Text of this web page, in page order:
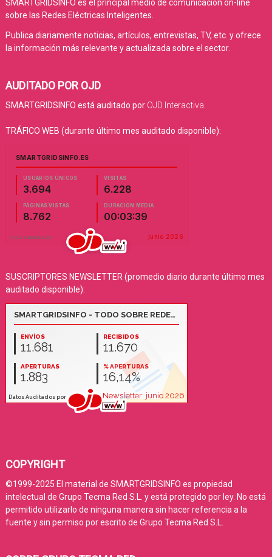
SMARTGRIDSINFO es el principal medio de comunicación on-line
sobre las Redes Eléctricas Inteligentes.
Publica diariamente noticias, artículos, entrevistas, TV, etc. y ofrece
la información más relevante y actualizada sobre el sector.
AUDITADO POR OJD
SMARTGRIDSINFO está auditado por OJD Interactiva
TRÁFICO WEB (durante último mes auditado disponible):
SUSCRIPTORES NEWSLETTER (promedio diario durante último mes
auditado disponible):
COPYRIGHT
©1999-2025 El material de SMARTGRIDSINFO es propiedad
intelectual de Grupo Tecma Red S.L. y está protegido por ley. No está
permitido utilizarlo de ninguna manera sin hacer referencia a la
fuente y sin permiso por escrito de Grupo Tecma Red S.L.